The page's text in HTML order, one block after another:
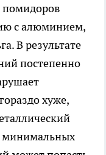
помидоров
с алюминием,
В результате
постепенно
хуже,
минимальных